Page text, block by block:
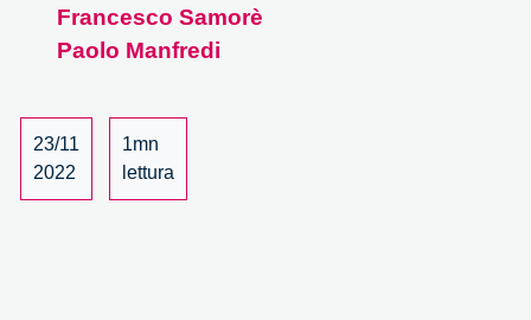
Francesco Samorè
Paolo Manfredi
23/11
2022
1mn
lettura